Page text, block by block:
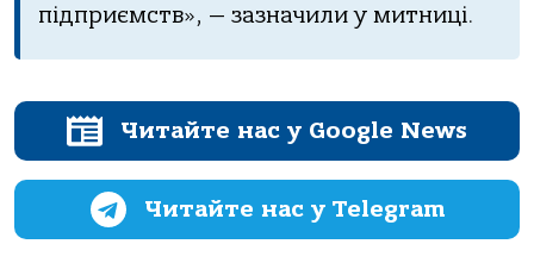
підприємств», — зазначили у митниці.
Читайте нас у Google News
Читайте нас у Telegram